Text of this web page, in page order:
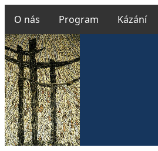
O nás Program Kázání